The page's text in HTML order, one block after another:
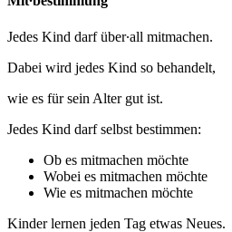
Jedes Kind darf über∙all mitmachen.
Dabei wird jedes Kind so behandelt,
wie es für sein Alter gut ist.
Jedes Kind darf selbst bestimmen:
Ob es mitmachen möchte
Wobei es mitmachen möchte
Wie es mitmachen möchte
Kinder lernen jeden Tag etwas Neues.